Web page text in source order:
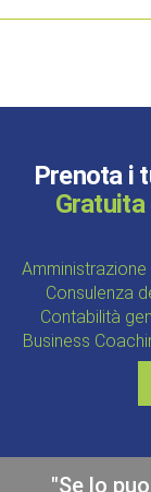
Prenota i
Gratuita
Consulenza
Contabilità
Business
"Se lo